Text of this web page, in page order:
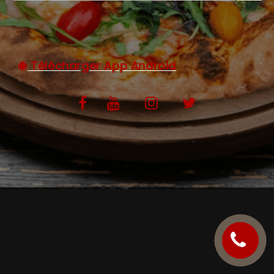
C.G.V
Télécharger App Android